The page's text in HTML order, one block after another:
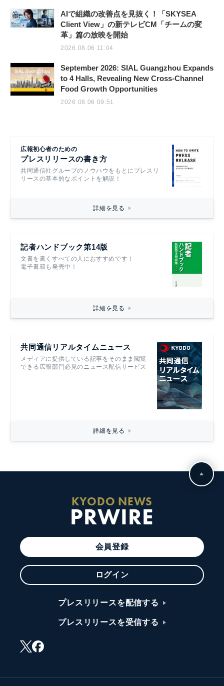
AIで組織の改善点を見抜く！「SKYSEA
Client View」の新テレビCM「チームの変
革」篇の放映を開始
2026.08.06 11:04
September 2026: SIAL Guangzhou Expands
to 4 Halls, Revealing New Cross-Channel
Food Growth Opportunities
2026.08.06 09:51
広報初心者のための
プレスリリースの書き方
共同通信社グループのノウハウをもとにプレスリ
リースの基本的なポイントを解説！
詳細を見る
記者ハンドブック第14版
文書を書くすべての人におすすめです！
電子書籍も発売中！
詳細を見る
共同通信リアルタイムニュース
メディアに提供している記事をそのまま閲覧
できる広報部門必見のニュース配信サービス
詳細を見る
KYODO NEWS
PRWIRE
会員登録
ログイン
プレスリリースを配信する
プレスリリースを受信する